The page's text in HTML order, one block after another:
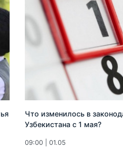
Что изменилось в
Узбекистана с 1 мая?
09:00 | 01.05